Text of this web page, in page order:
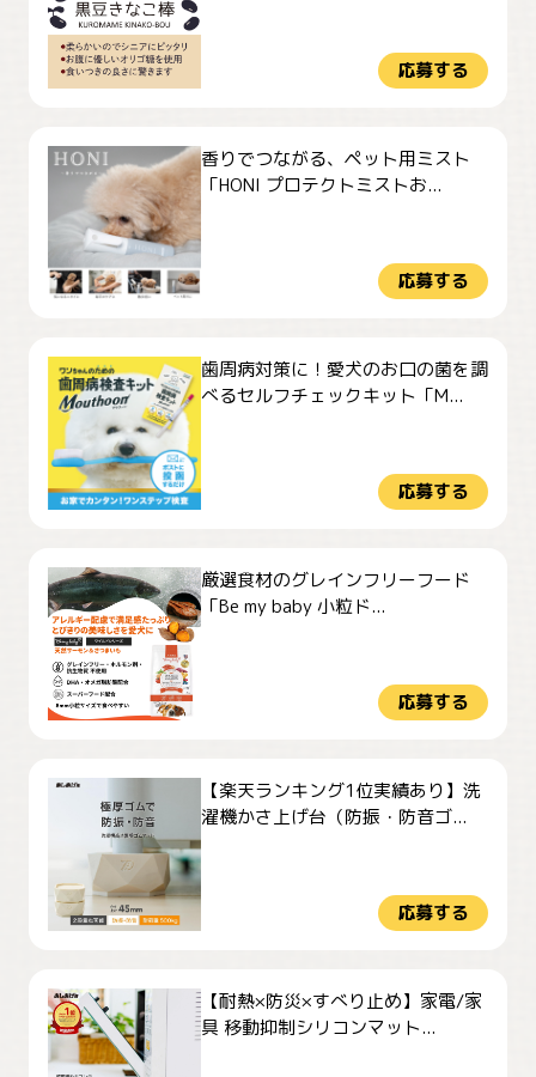
応募する
香りでつながる、ペット用ミスト
「HONI プロテクトミストお...
応募する
歯周病対策に！愛犬のお口の菌を調
べるセルフチェックキット「M...
応募する
厳選食材のグレインフリーフード
「Be my baby 小粒ド...
応募する
【楽天ランキング1位実績あり】洗
濯機かさ上げ台（防振・防音ゴ...
応募する
【耐熱×防災×すべり止め】家電/家
具 移動抑制シリコンマット...